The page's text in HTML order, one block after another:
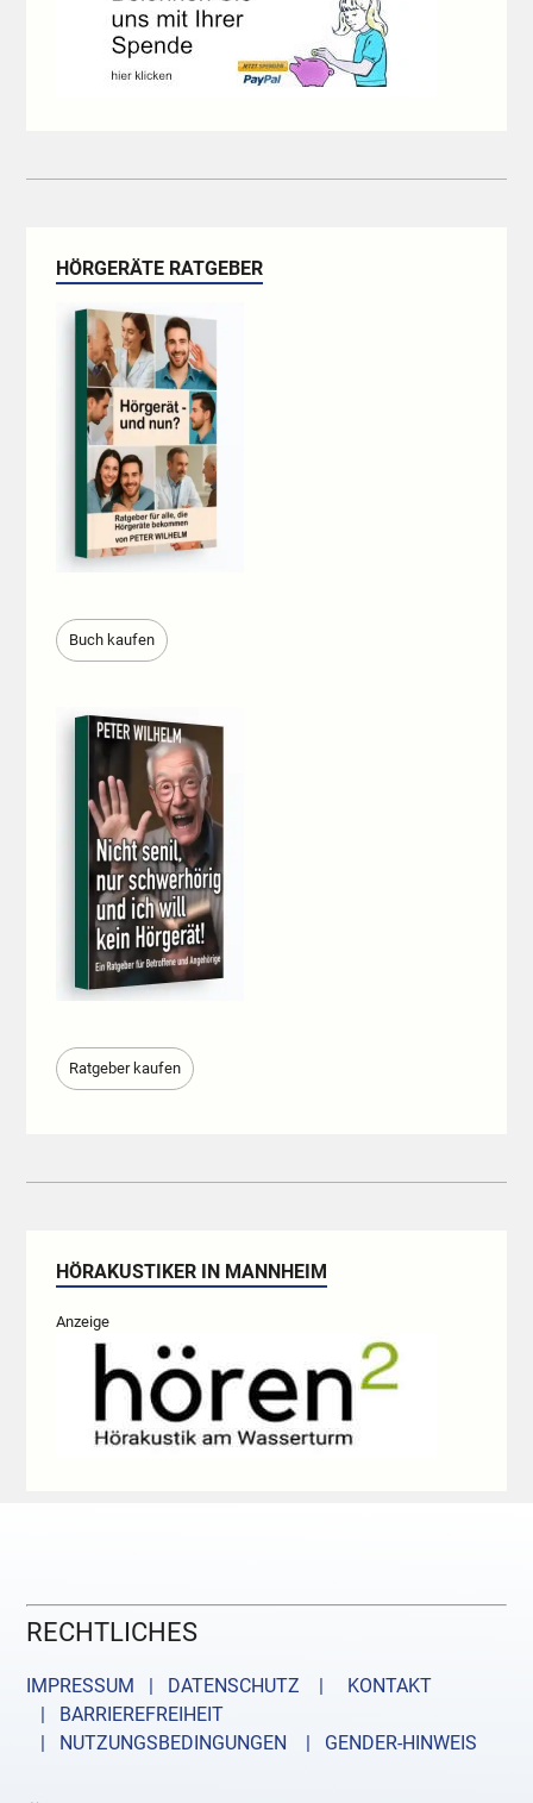
HÖRGERÄTE RATGEBER
Buch kaufen
Ratgeber kaufen
HÖRAKUSTIKER IN MANNHEIM
Anzeige
RECHTLICHES
IMPRESSUM | DATENSCHUTZ |
KONTAKT
| BARRIEREFREIHEIT
| NUTZUNGSBEDINGUNGEN
| GENDER-HINWEIS